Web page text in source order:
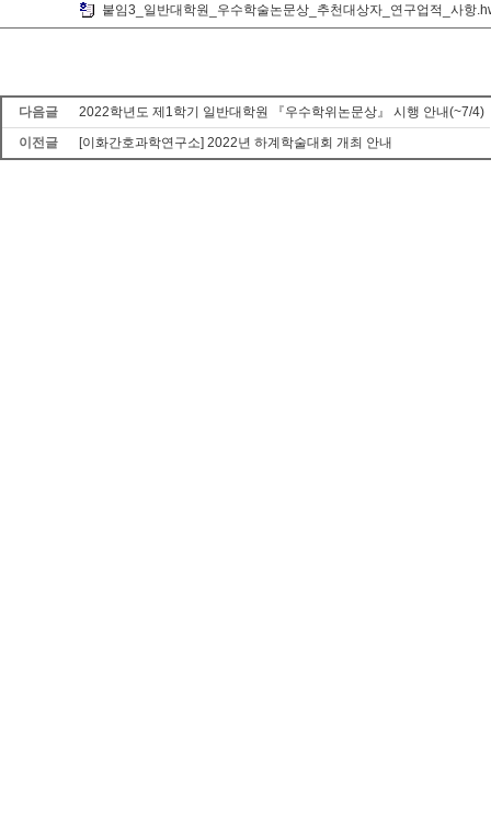
붙임3_일반대학원_우수학술논문상_추천대상자_연구업적_사항
다음글
2022학년도 제1학기 일반대학원 『우수학위논문상』 시행 안내(~7/4)
이전글
[이화간호과학연구소] 2022년 하계학술대회 개최 안내